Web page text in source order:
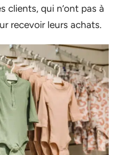
clients, qui n’ont pas à
recevoir leurs achats.